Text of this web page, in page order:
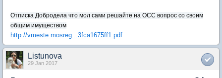
Отписка Добродела что мол сами решайте на ОСС вопрос со своим
общим имуществом
http://vmeste.mosreg...3fca1675ff1.pdf
Listunova
29 Jan 2017